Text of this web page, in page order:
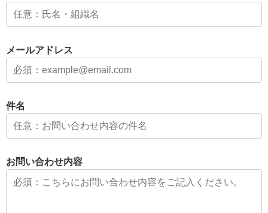
メールアドレス
件名
お問い合わせ内容